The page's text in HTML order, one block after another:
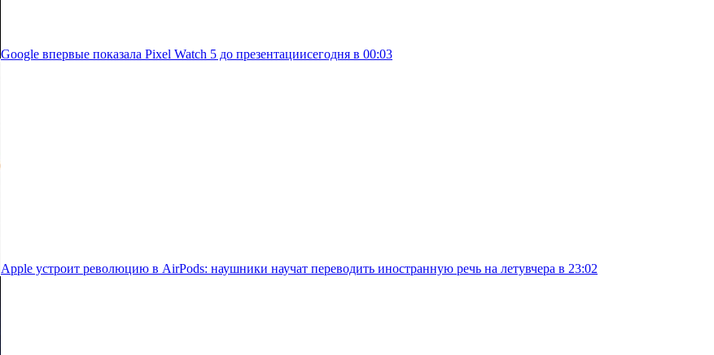
Google впервые показала Pixel Watch 5 до презентациисегодня в 00:03
Apple устроит революцию в AirPods: наушники научат переводить иностранную речь на летувчера в 23:02